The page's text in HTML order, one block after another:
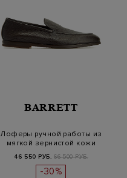
BARRETT
Лоферы ручной работы из
мягкой зернистой кожи
46 550 РУБ. 66 500 РУБ.
-30%